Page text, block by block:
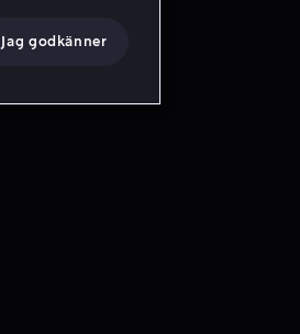
Jag godkänner